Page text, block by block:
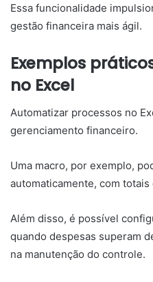
Essa funcionalidade
gestão financeira mais ágil.
Exemplos
no Excel
Automatizar processos no
gerenciamento financeiro.
Uma macro, por exemplo,
automaticamente, com
Além disso, é possível
quando despesas superam
na manutenção do controle.